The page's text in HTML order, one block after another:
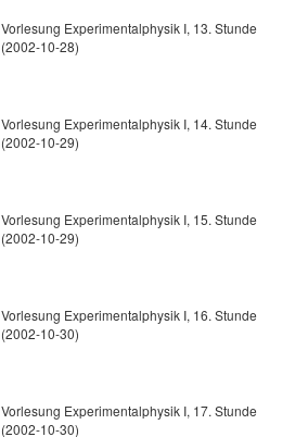
Vorlesung Experimentalphysik I, 13. Stunde
(2002-10-28)
Vorlesung Experimentalphysik I, 14. Stunde
(2002-10-29)
Vorlesung Experimentalphysik I, 15. Stunde
(2002-10-29)
Vorlesung Experimentalphysik I, 16. Stunde
(2002-10-30)
Vorlesung Experimentalphysik I, 17. Stunde
(2002-10-30)